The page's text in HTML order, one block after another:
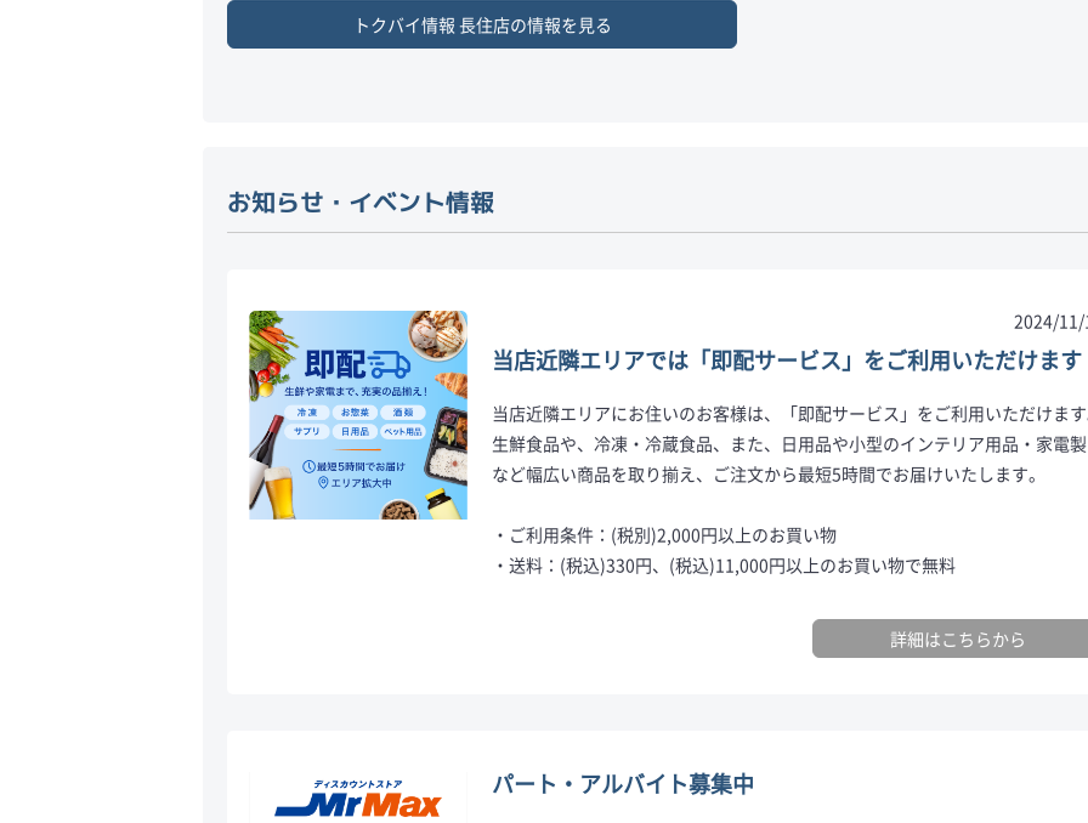
トクバイ情報 長住店の情報を見る
お知らせ・イベント情報
2024/11/
当店近隣エリアでは「即配サービス」をご利用いただけます
当店近隣エリアにお住いのお客様は、「即配サービス」をご利用いただけま
生鮮食品や、冷凍・冷蔵食品、また、日用品や小型のインテリア用品・家電
など幅広い商品を取り揃え、ご注文から最短5時間でお届けいたします。
・ご利用条件：(税別)2,000円以上のお買い物
・送料：(税込)330円、(税込)11,000円以上のお買い物で無料
詳細はこちらから
パート・アルバイト募集中